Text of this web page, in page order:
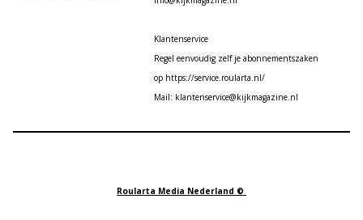
Klantenservice
Regel eenvoudig zelf je abonnementszaken
op https://service.roularta.nl/
Mail: klantenservice@kijkmagazine.nl
Roularta Media Nederland ©